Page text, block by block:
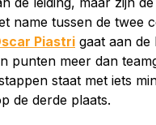
name tussen de twee
Piastri gaat aan de
punten meer dan
staat met iets
de derde plaats.